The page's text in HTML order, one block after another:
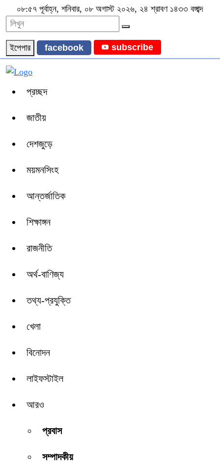
০৮:৫৭ পূর্বাহ্ন, শনিবার, ০৮ অগাস্ট ২০২৬, ২৪ শ্রাবণ ১৪৩৩ বঙ্গাব্দ
ইপেপার facebook subscribe
প্রচ্ছদ
জাতীয়
দেশজুড়ে
ময়মনসিংহ
আন্তর্জাতিক
শিক্ষাঙ্গন
রাজনীতি
অর্থ-বাণিজ্য
তথ্য-প্রযুক্তি
খেলা
বিনোদন
লাইফস্টাইল
আরও
প্রবাস
সম্পাদকীয়